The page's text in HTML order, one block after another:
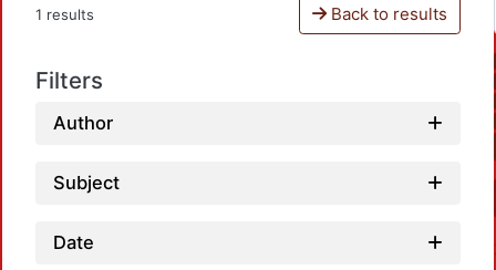
1 results Back to results
Filters
Author
Subject
Date